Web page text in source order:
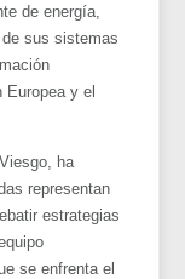
de energía,
sus sistemas
Europea y el
ha
representan
estrategias
se enfrenta el